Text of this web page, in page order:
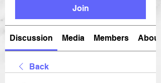
Join
Discussion Media Members About
Back